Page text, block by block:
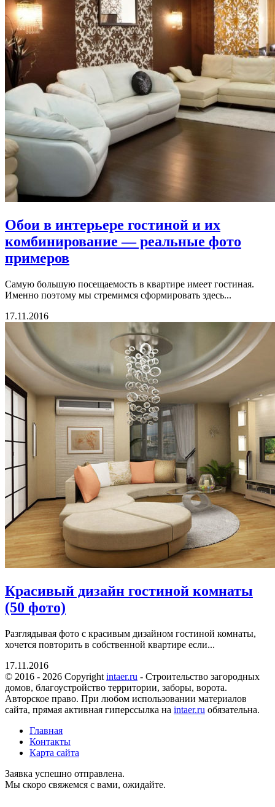
Обои в интерьере гостиной и их
комбинирование — реальные фото
примеров
Самую большую посещаемость в квартире имеет гостиная.
Именно поэтому мы стремимся сформировать здесь...
17.11.2016
Красивый дизайн гостиной комнаты
(50 фото)
Разглядывая фото с красивым дизайном гостиной комнаты,
хочется повторить в собственной квартире если...
17.11.2016
© 2016 - 2026 Copyright intaer.ru - Cтроительство загородных
домов, благоустройство территории, заборы, ворота.
Авторское право. При любом использовании материалов
сайта, прямая активная гиперссылка на intaer.ru обязательна.
Главная
Контакты
Карта сайта
Заявка успешно отправлена.
Мы скоро свяжемся с вами, ожидайте.